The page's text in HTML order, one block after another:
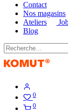
Contact
Nos magasins
Ateliers
Blog
0
0